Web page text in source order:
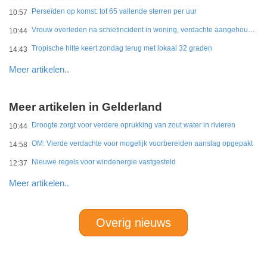
10:57 Perseïden op komst: tot 65 vallende sterren per uur
10:44 Vrouw overleden na schietincident in woning, verdachte aangehouden
14:43 Tropische hitte keert zondag terug met lokaal 32 graden
Meer artikelen..
Meer artikelen in Gelderland
10:44 Droogte zorgt voor verdere oprukking van zout water in rivieren
14:58 OM: Vierde verdachte voor mogelijk voorbereiden aanslag opgepakt
12:37 Nieuwe regels voor windenergie vastgesteld
Meer artikelen..
Overig nieuws